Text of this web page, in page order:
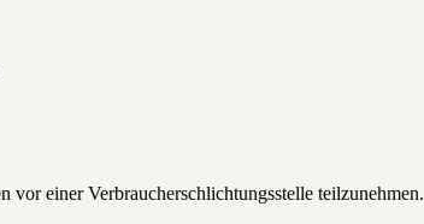
einer Verbraucherschlichtungsstelle teilzunehmen.